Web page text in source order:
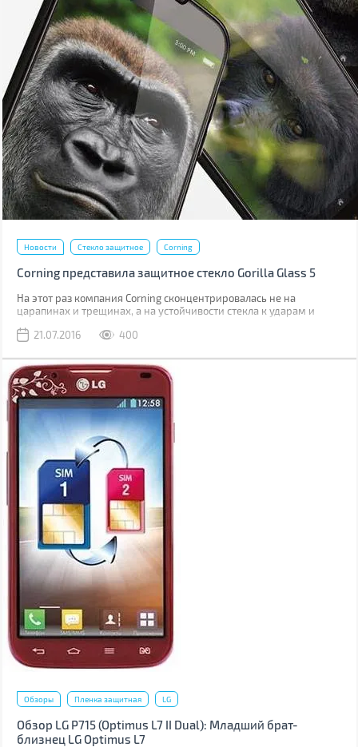
Новости Стекло защитное Corning
Corning представила защитное стекло Gorilla Glass 5
На этот раз компания Corning сконцентрировалась не на
царапинах и трещинах, а на устойчивости стекла к ударам и
21.07.2016
400
Обзоры Пленка защитная LG
Обзор LG P715 (Optimus L7 II Dual): Младший брат-
близнец LG Optimus L7